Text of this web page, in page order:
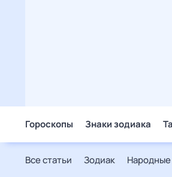
Гороскопы Знаки зодиака
Все статьи Зодиак